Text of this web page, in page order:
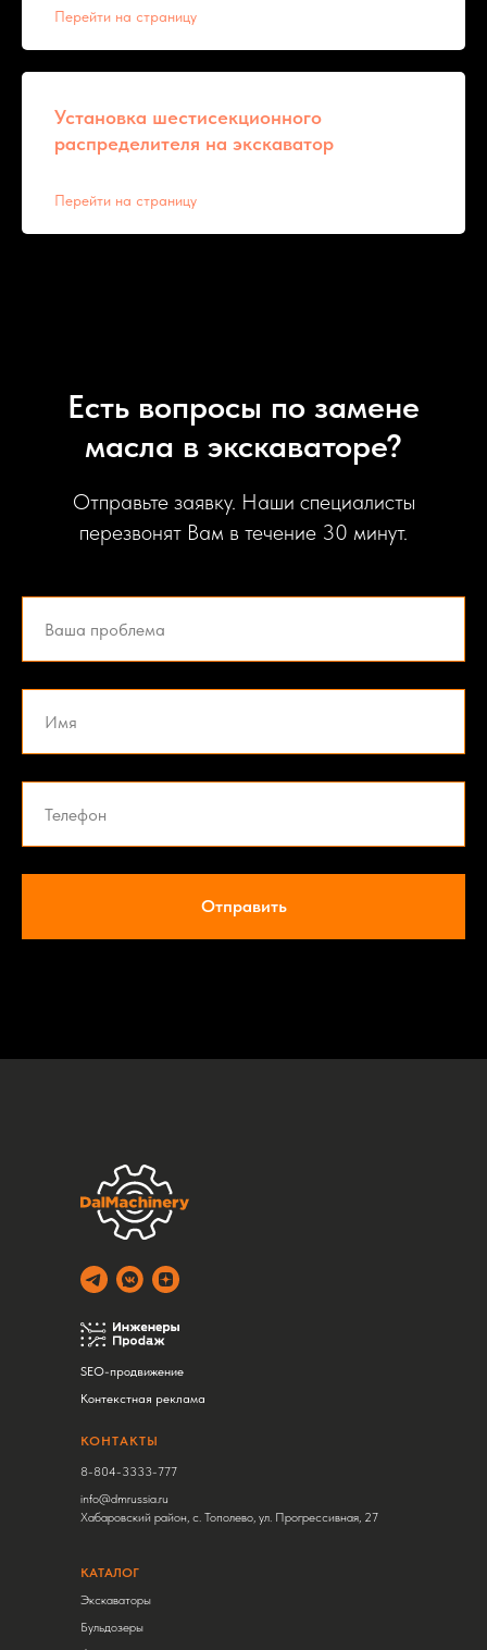
Перейти на страницу
Установка шестисекционного
распределителя на экскаватор
Перейти на страницу
Есть вопросы по замене
масла в экскаваторе?
Отправьте заявку. Наши специалисты
перезвонят Вам в течение 30 минут.
Отправить
Экскаваторы
Бульдозеры
КАТАЛОГ
SEO-продвижение
Контекстная реклама
8-804-3333-777
info@dmrussia.ru
Хабаровский район, с. Тополево, ул. Прогрессивная, 27
КОНТАКТЫ